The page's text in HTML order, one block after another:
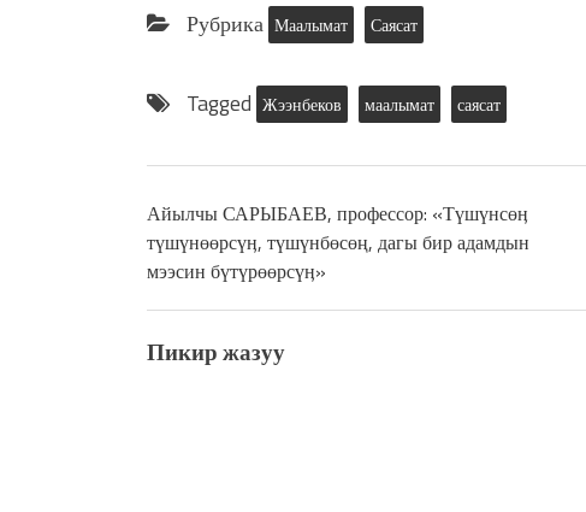
Рубрика Маалымат Саясат
Tagged Жээнбеков маалымат саясат
Айылчы САРЫБАЕВ, профессор: «Түшүнсөӊ
түшүнөөрсүӊ, түшүнбөсөң, дагы бир адамдын
мээсин бүтүрөөрсүӊ»
Пикир жазуу